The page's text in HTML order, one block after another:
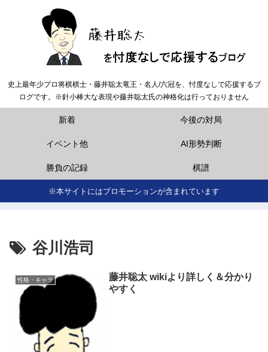
史上最年少プロ将棋棋士・藤井聡太竜王・名人/六冠を、忖度なしで応援するブ
ログです。※針小棒大な表現や藤井聡太氏の神格化は行っておりません
新着 今後の対局
イベント他 AI形勢判断
勝負の記録 棋譜
※本サイトにはプロモーションが含まれています
谷川浩司
性格・キャラ
藤井聡太 wikiより詳しく＆分かり
やすく